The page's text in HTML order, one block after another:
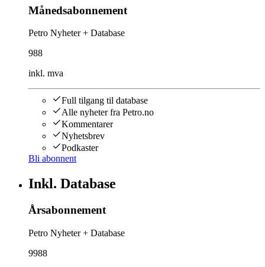
Månedsabonnement
Petro Nyheter + Database
988
inkl. mva
Full tilgang til database
Alle nyheter fra Petro.no
Kommentarer
Nyhetsbrev
Podkaster
Bli abonnent
Inkl. Database
Årsabonnement
Petro Nyheter + Database
9988